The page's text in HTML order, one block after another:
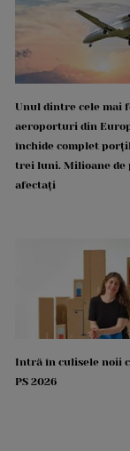
Unul dintre cele mai
aeroporturi din
închide complet
trei luni. Milioane de
afectați
Intră în culisele noii
PS 2026